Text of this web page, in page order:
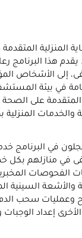
المنزلية
هذا البرنامج
إلى الأشخاص
في بيئة
المتقدمة على
والخدمات المنزلية
في البرنامج
في منازلهم
الفحوصات
السينية
وعمليات سحب الدم
إعداد